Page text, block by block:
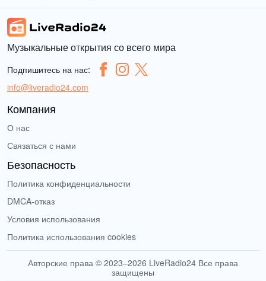
Музыкальные открытия со всего мира
Подпишитесь на нас:
info@liveradio24.com
Компания
О нас
Связаться с нами
Безопасность
Политика конфиденциальности
DMCA-отказ
Условия использования
Политика использования cookies
Авторские права © 2023–2026 LiveRadio24 Все права
защищены